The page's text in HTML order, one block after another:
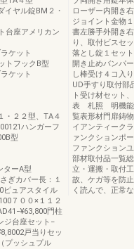
イヤル錠BM２・
台座アメリカン
ケット
トフックB型
ケット
・２２型、TA４
ハンガーフ
型
ターA型
ぎカバー長：１
ピュアスタイル
７００×１１２
門柱
ジ台座セット−
戸当りセッ
プッシュプル
ローザー内開き
ジョイント金物
書左勝手外開き
り、取付ビスセ
落とし錠１セッ
開き止めバンパ
し棒受け４コ入
UD手すり取付部
ト受け材セット
表 札照 明機能
覧表形材門扉鋳
イアンティーク
ァンクションポ
ファンクション
部材取付品一覧
立・運搬・取付
故、ケガ等を防
く読んで、正常